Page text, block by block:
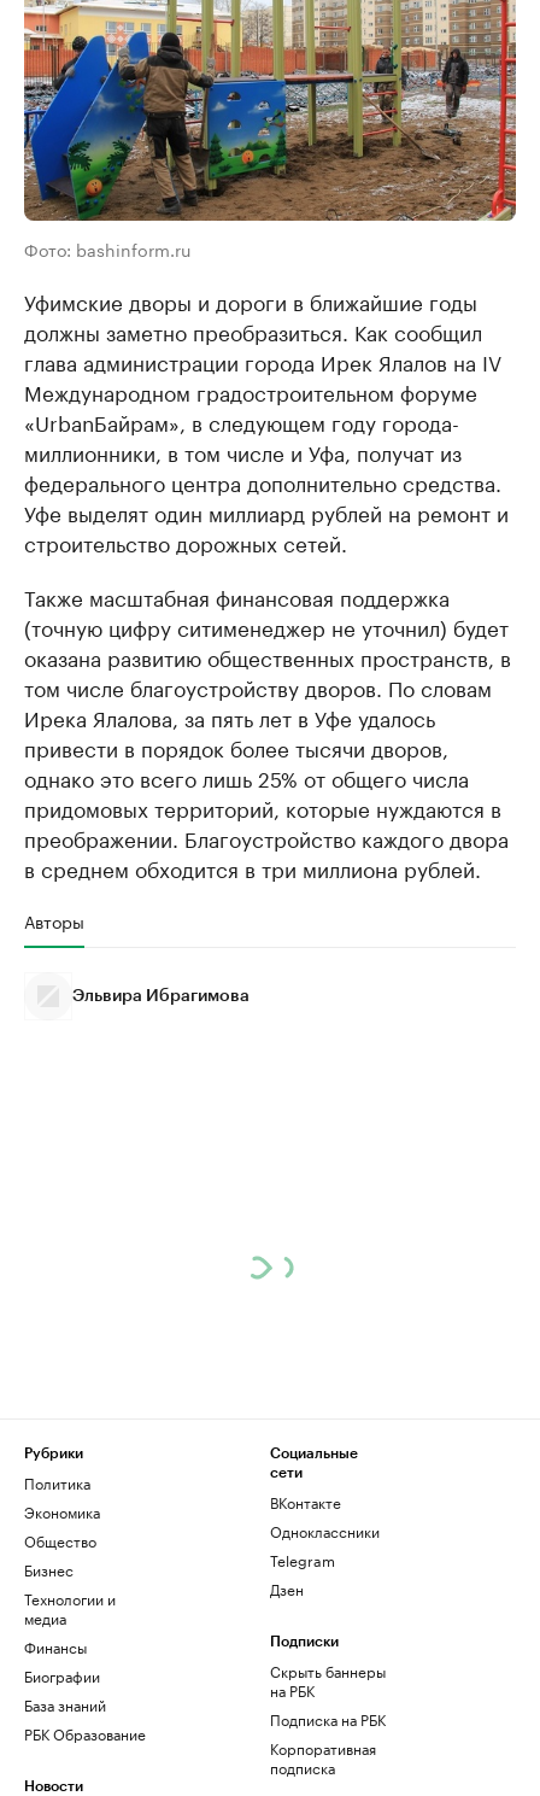
Фото: bashinform.ru
Уфимские дворы и дороги в ближайшие годы
должны заметно преобразиться. Как сообщил
глава администрации города Ирек Ялалов на IV
Международном градостроительном форуме
«UrbanБайрам», в следующем году города-
миллионники, в том числе и Уфа, получат из
федерального центра дополнительно средства.
Уфе выделят один миллиард рублей на ремонт и
строительство дорожных сетей.
Также масштабная финансовая поддержка
(точную цифру ситименеджер не уточнил) будет
оказана развитию общественных пространств, в
том числе благоустройству дворов. По словам
Ирека Ялалова, за пять лет в Уфе удалось
привести в порядок более тысячи дворов,
однако это всего лишь 25% от общего числа
придомовых территорий, которые нуждаются в
преображении. Благоустройство каждого двора
в среднем обходится в три миллиона рублей.
Авторы
Эльвира Ибрагимова
Рубрики
Политика
Экономика
Общество
Бизнес
Технологии и
медиа
Финансы
Биографии
База знаний
РБК Образование
Новости
Социальные
сети
ВКонтакте
Одноклассники
Telegram
Дзен
Подписки
Скрыть баннеры
на РБК
Подписка на РБК
Корпоративная
подписка